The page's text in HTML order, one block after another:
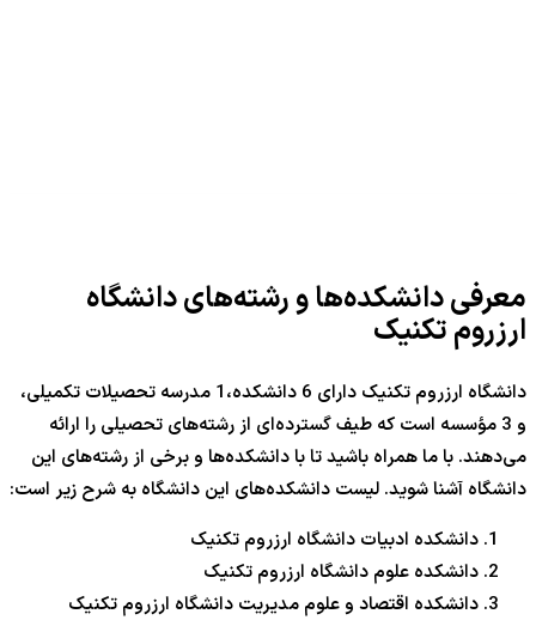
معرفی دانشکده‌ها و رشته‌های دانشگاه
ارزروم تکنیک
دانشگاه ارزروم تکنیک دارای 6 دانشکده،1 مدرسه تحصیلات تکمیلی،
و 3 مؤسسه است که طیف گسترده‌ای از رشته‌های تحصیلی را ارائه
می‌دهند. با ما همراه باشید تا با دانشکده‌ها و برخی از رشته‌های این
دانشگاه آشنا شوید. لیست دانشکده‌های این دانشگاه به شرح زیر است:
دانشکده ادبیات دانشگاه ارزروم تکنیک
دانشکده علوم دانشگاه ارزروم تکنیک
دانشکده اقتصاد و علوم مدیریت دانشگاه ارزروم تکنیک